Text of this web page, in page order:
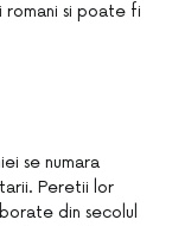
si poate fi
se numara
Peretii lor
din secolul